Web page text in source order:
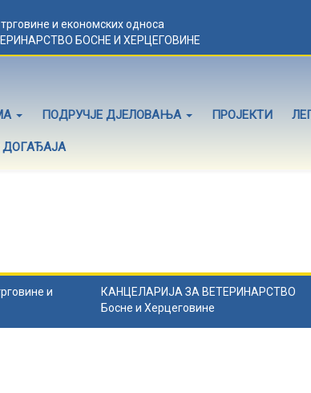
и економских односа
БОСНЕ И ХЕРЦЕГОВИНЕ
ПОДРУЧЈЕ ДЈЕЛОВАЊА ПРОЈЕКТИ
и
КАНЦЕЛАРИЈА ЗА ВЕТЕРИНАРСТВО
Босне и Херцеговине